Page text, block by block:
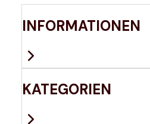
INFORMATIONEN
KATEGORIEN